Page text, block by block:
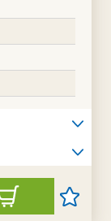
In
den
Artikel